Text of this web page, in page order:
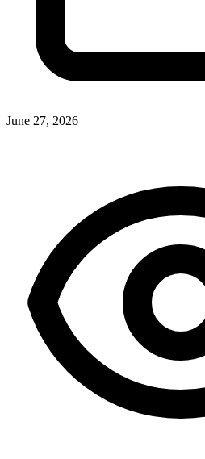
June 27, 2026